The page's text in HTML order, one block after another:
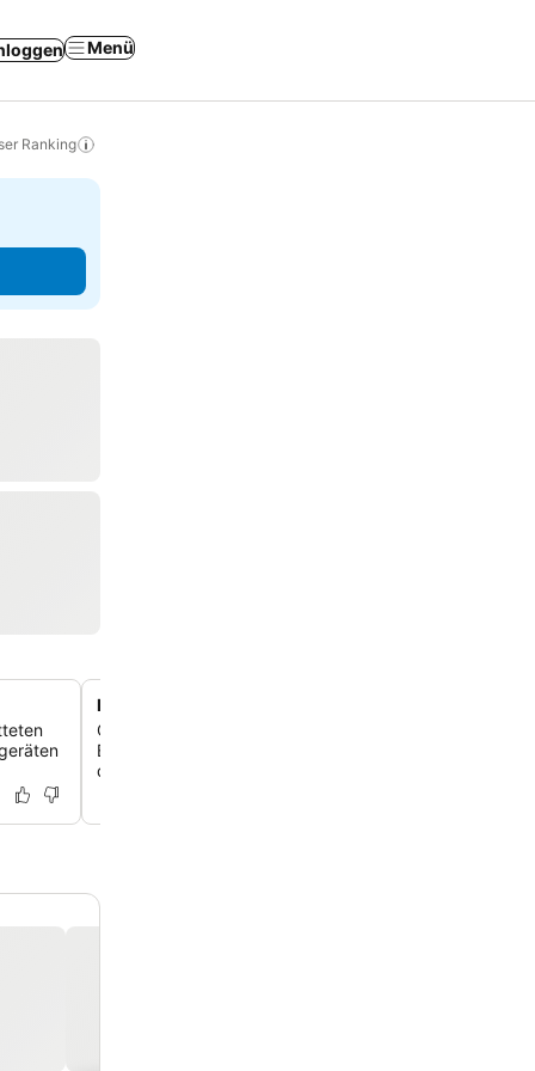
Menü
Ranking
Panoramablick auf die Skyline von Manhattan
Genieß deinen Morgenkaffee mit atemberaubendem
Brooklyn Bridge und den East River von ausgewählten
den oberen Etagen.